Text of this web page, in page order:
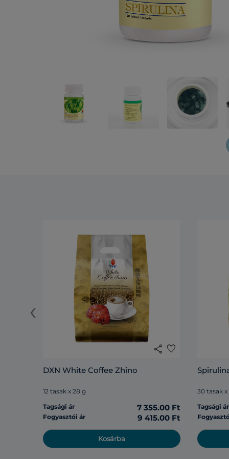
share favorite
DXN White Coffee Zhino
12 tasak x 28 g
Tagsági ár
7 355.00 Ft
Fogyasztói ár 9 415.00 Ft
Kosárba
30 tasak x
Tagsági ár
‹